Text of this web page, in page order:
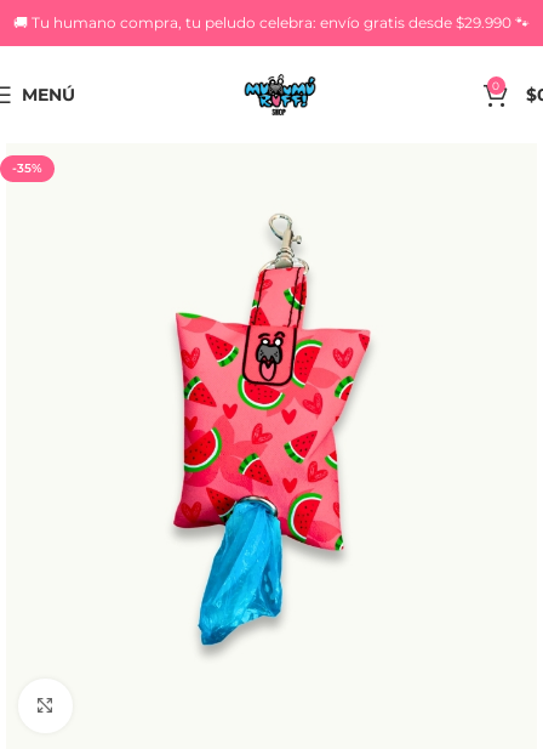
🚚 Tu humano compra, tu peludo celebra: envío gratis desde $29.990 🐾
MENÚ 0 $
-35%